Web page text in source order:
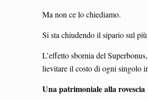
Ma non ce lo chiediamo.
Si sta chiudendo il sipario sul
L’effetto sbornia del
lievitare il costo di ogni singolo
Una patrimoniale alla rovescia